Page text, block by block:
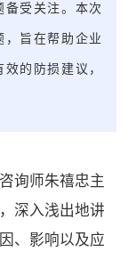
备受关注。本次
，旨在帮助企业
的防损建议，
询师朱禧忠主
深入浅出地讲
、影响以及应